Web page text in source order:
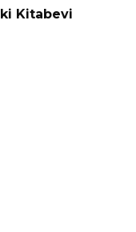
Kitabevi